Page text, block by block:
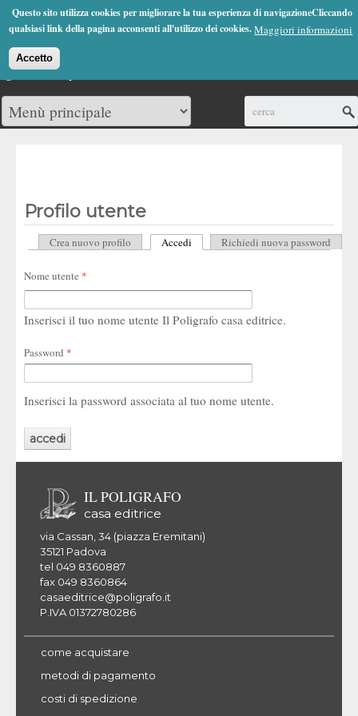
Questo sito utilizza cookies per migliorare la tua esperienza di navigazioneCliccando
qualsiasi link della pagina acconsenti all'utilizzo dei cookies.Maggiori informazioni
Accetto
Jump to Navigation
(0)
Profilo utente
Schede primarie
Crea nuovo profilo Accedi (scheda attiva)
Richiedi nuova password
Nome utente *
Inserisci il tuo nome utente Il Poligrafo casa editrice.
Password *
Inserisci la password associata al tuo nome utente.
IL POLIGRAFO
casa editrice
via Cassan, 34 (piazza Eremitani)
35121 Padova
tel 049 8360887
fax 049 8360864
casaeditrice@poligrafo.it
P.IVA 01372780286
come acquistare
metodi di pagamento
costi di spedizione